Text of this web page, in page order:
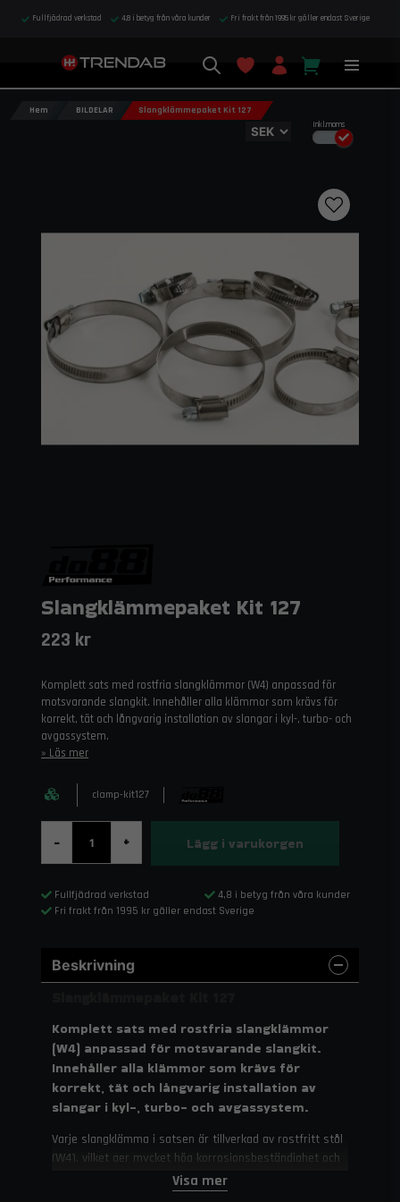
Fullfjädrad verkstad 4,8 i betyg från våra kunder Fri frakt från 1995 kr gäller endast Sverige
Inkl.moms
Hem BILDELAR Slangklämmepaket Kit 127
Slangklämmepaket Kit 127
223 kr
Komplett sats med rostfria slangklämmor (W4) anpassad för
motsvarande slangkit. Innehåller alla klämmor som krävs för
korrekt, tät och långvarig installation av slangar i kyl-, turbo- och
avgassystem.
Läs mer
clamp-kit127
- + Lägg i varukorgen
Fullfjädrad verkstad
4,8 i betyg från våra kunder
Fri frakt från 1995 kr gäller endast Sverige
Beskrivning
Komplett sats med rostfria slangklämmor
(W4) anpassad för motsvarande slangkit.
Innehåller alla klämmor som krävs för
korrekt, tät och långvarig installation av
slangar i kyl-, turbo- och avgassystem.
Varje slangklämma i satsen är tillverkad av rostfritt stål
(W4), vilket ger mycket hög korrosionsbeständighet och
lång livslängd. De stämplade gängorna på banden
fördelar klämtrycket jämnt och minimerar risken för
Visa mer